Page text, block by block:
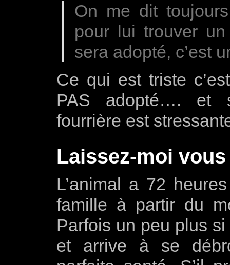
On me dit
pour lui trouver
sera adopté, c’est
Ce qui est triste
PAS adopté…. et
fourrière est
Laissez-moi
L’animal a 72
famille à partir du
Parfois un peu plus
et arrive à se